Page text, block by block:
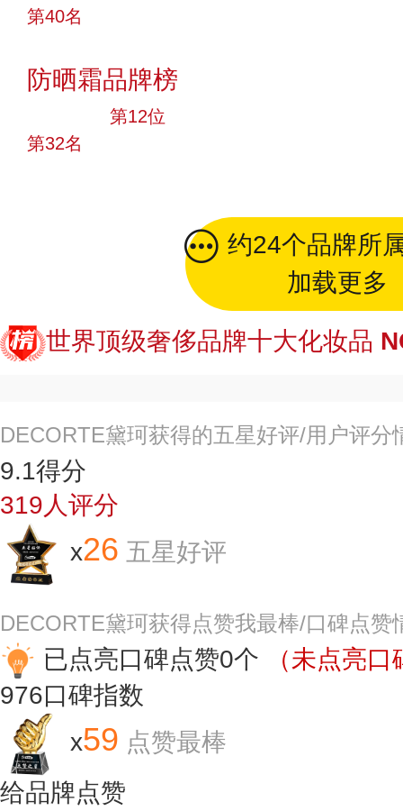
第40名
防晒霜品牌榜
第12位
第32名
约24个品牌所
加载更多
世界顶级奢侈品牌十大化妆品
DECORTE黛珂获得的五星好评/用户评分
9.1得分
319人评分
x26 五星好评
DECORTE黛珂获得点赞我最棒/口碑点赞
已点亮口碑点赞0个
（未点亮
976口碑指数
x59 点赞最棒
给品牌点赞